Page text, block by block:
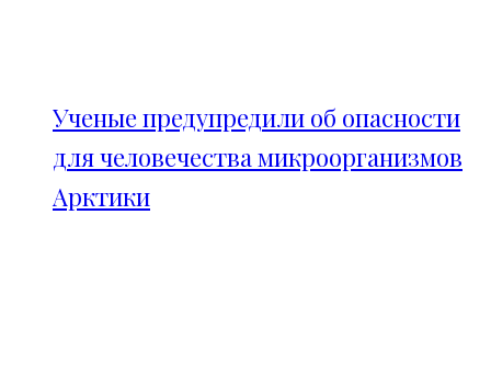
Ученые предупредили об опасности
для человечества микроорганизмов
Арктики